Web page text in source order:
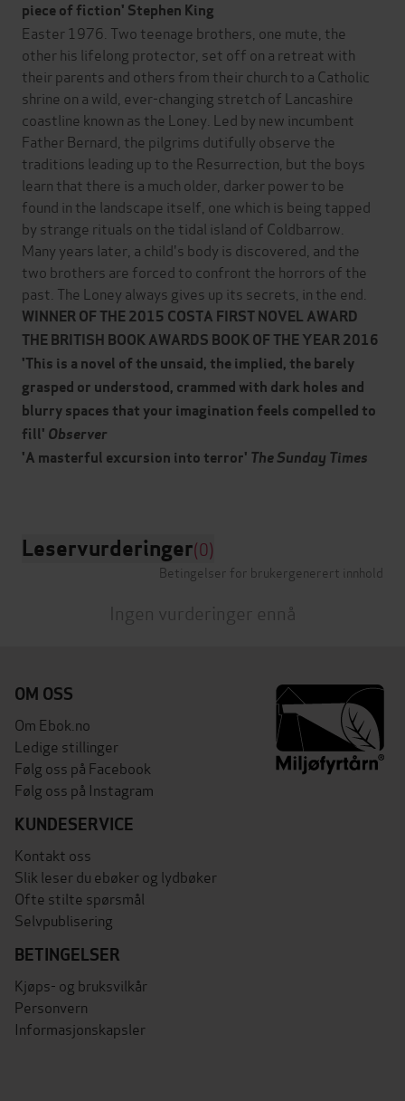
piece of fiction' Stephen King
Easter 1976. Two teenage brothers, one mute, the
other his lifelong protector, set off on a retreat with
their parents and others from their church to a Catholic
shrine on a wild, ever-changing stretch of Lancashire
coastline known as the Loney. Led by new incumbent
Father Bernard, the pilgrims dutifully observe the
traditions leading up to the Resurrection, but the boys
learn that there is a much older, darker power to be
found in the landscape itself, one which is being tapped
by strange rituals on the tidal island of Coldbarrow.
Many years later, a child's body is discovered, and the
two brothers are forced to confront the horrors of the
past. The Loney always gives up its secrets, in the end.
WINNER OF THE 2015 COSTA FIRST NOVEL AWARD
THE BRITISH BOOK AWARDS BOOK OF THE YEAR 2016
'This is a novel of the unsaid, the implied, the barely
grasped or understood, crammed with dark holes and
blurry spaces that your imagination feels compelled to
fill' Observer
'A masterful excursion into terror' The Sunday Times
Leservurderinger(0)
Betingelser for brukergenerert innhold
Ingen vurderinger ennå
OM OSS
Om Ebok.no
Ledige stillinger
Følg oss på Facebook
Følg oss på Instagram
KUNDESERVICE
Kontakt oss
Slik leser du ebøker og lydbøker
Ofte stilte spørsmål
Selvpublisering
BETINGELSER
Kjøps- og bruksvilkår
Personvern
Informasjonskapsler